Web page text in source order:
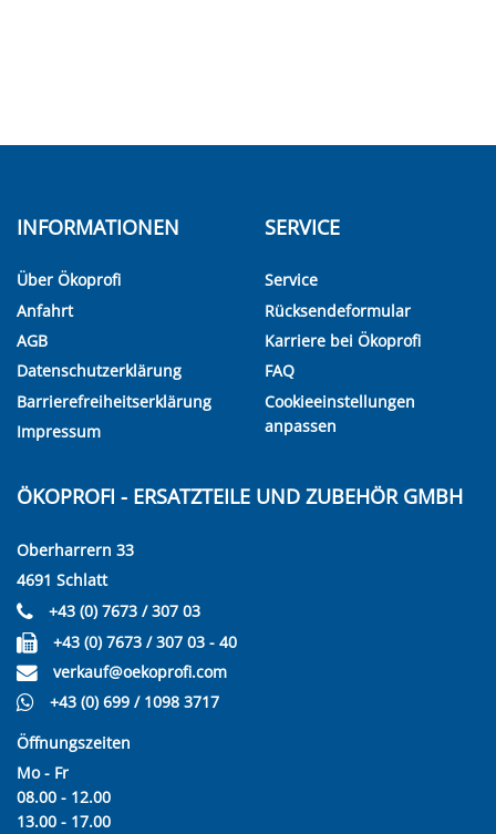
INFORMATIONEN
Über Ökoprofi
Anfahrt
AGB
Datenschutzerklärung
Barrierefreiheitserklärung
Impressum
SERVICE
Service
Rücksendeformular
Karriere bei Ökoprofi
FAQ
Cookieeinstellungen
anpassen
ÖKOPROFI - ERSATZTEILE UND ZUBEHÖR GMBH
Oberharrern 33
4691 Schlatt
+43 (0) 7673 / 307 03
+43 (0) 7673 / 307 03 - 40
verkauf@oekoprofi.com
+43 (0) 699 / 1098 3717
Öffnungszeiten
Mo - Fr
08.00 - 12.00
13.00 - 17.00